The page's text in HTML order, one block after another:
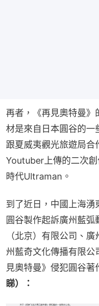
再者，《再見奧特曼》
材是來自日本圓谷的
跟夏威夷觀光旅遊局
Youtuber上傳的二次
時代Ultraman。
到了近日，中國上海
圓谷製作起訴廣州藍
（北京）有限公司、
州藍奇文化傳播有限
見奧特曼》侵犯圓谷著
睇）：